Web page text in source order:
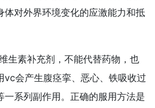
体对外界环境变化的应激能力和抵
生素补充剂，不能代替药物，也
vc会产生腹痉挛、恶心、铁吸收过
一系列副作用。正确的服用方法是